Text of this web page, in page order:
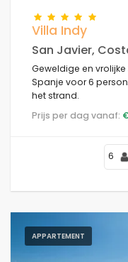
Comfort
Diensten
Uw laatste bezoek
Villa Indy
San Javier,
Geweldige en
Spanje voor 6
het strand.
Prijs per dag vanaf:
6
APPARTEMENT